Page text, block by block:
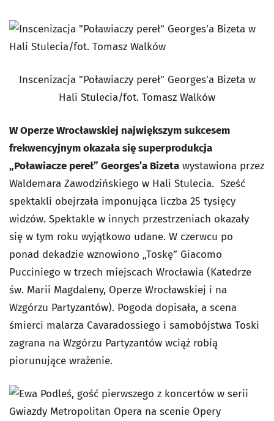
Inscenizacja "Poławiaczy pereł" Georges'a Bizeta w
Hali Stulecia/fot. Tomasz Walków
W Operze Wrocławskiej największym sukcesem
frekwencyjnym okazała się superprodukcja
„Poławiacze pereł” Georges’a Bizeta wystawiona przez
Waldemara Zawodzińskiego w Hali Stulecia. Sześć
spektakli obejrzała imponująca liczba 25 tysięcy
widzów. Spektakle w innych przestrzeniach okazały
się w tym roku wyjątkowo udane. W czerwcu po
ponad dekadzie wznowiono „Toskę” Giacomo
Pucciniego w trzech miejscach Wrocławia (Katedrze
św. Marii Magdaleny, Operze Wrocławskiej i na
Wzgórzu Partyzantów). Pogoda dopisała, a scena
śmierci malarza Cavaradossiego i samobójstwa Toski
zagrana na Wzgórzu Partyzantów wciąż robią
piorunujące wrażenie.